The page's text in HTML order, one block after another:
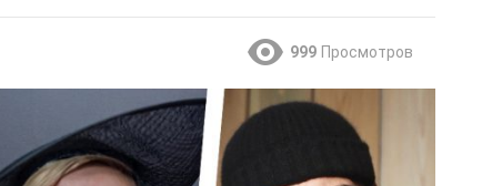
999 Просмотров